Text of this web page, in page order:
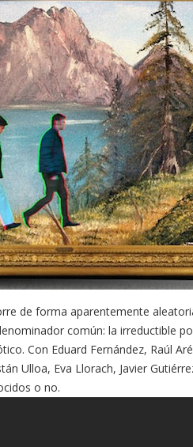
de forma aparentemente
común: la irreductible
Con Eduard Fernández, Raúl
Ulloa, Eva Llorach, Javier
o no.